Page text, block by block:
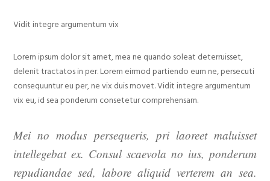
Vidit integre argumentum vix
Lorem ipsum dolor sit amet, mea ne quando soleat deterruisset,
delenit tractatos in per. Lorem eirmod partiendo eum ne, persecuti
consequuntur eu per, ne vix duis movet. Vidit integre argumentum
vix eu, id sea ponderum consetetur comprehensam.
Mei no modus persequeris, pri laoreet maluisset
intellegebat ex. Consul scaevola no ius, ponderum
repudiandae sed, labore aliquid verterem an sea.